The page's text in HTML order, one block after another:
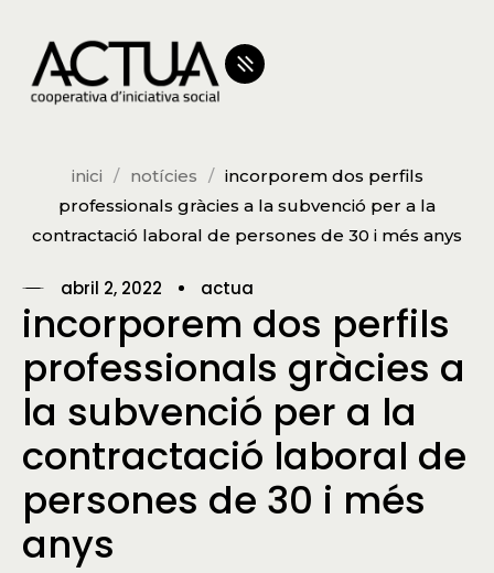
inici notícies
incorporem dos perfils
professionals gràcies a la subvenció per a la
contractació laboral de persones de 30 i més anys
abril 2, 2022 actua
incorporem dos perfils
professionals gràcies a
la subvenció per a la
contractació laboral de
persones de 30 i més
anys